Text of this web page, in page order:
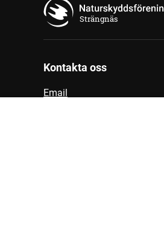
Strängnäs
Kontakta oss
Email